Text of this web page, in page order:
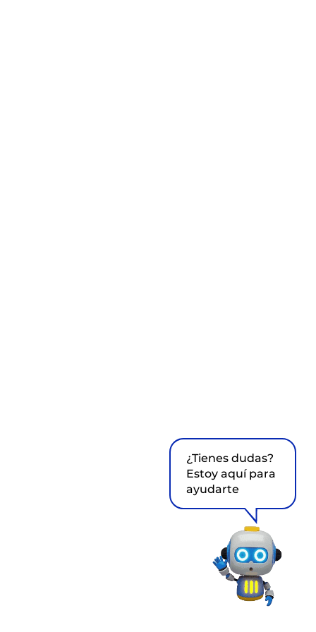
¿Tienes dudas?
Estoy aquí para
ayudarte